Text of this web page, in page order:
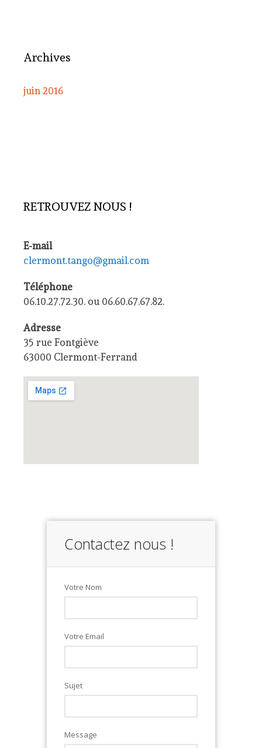
Archives
juin 2016
RETROUVEZ NOUS !
E-mail
clermont.tango@gmail.com
Téléphone
06.10.27.72.30. ou 06.60.67.67.82.
Adresse
35 rue Fontgiève
63000 Clermont-Ferrand
Contactez nous !
Votre Nom
Votre Email
Sujet
Message